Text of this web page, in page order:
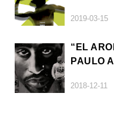
2019-03-15
“EL
PAULO
2018-12-11